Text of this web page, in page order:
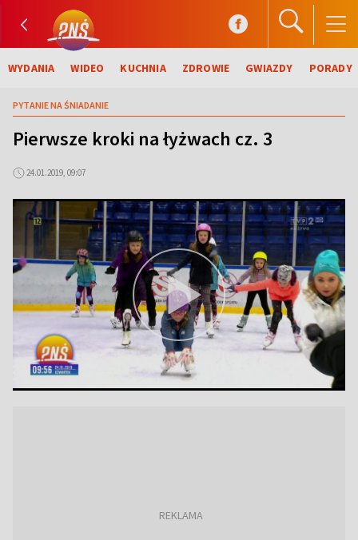
WYDANIA WIDEO KUCHNIA ZDROWIE GWIAZDY PORADY
PYTANIE NA ŚNIADANIE
Pierwsze kroki na łyżwach cz. 3
24.01.2019, 09:07